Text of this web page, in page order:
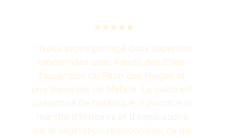
" Nous avons partagé deux superbes
randonnées avec Rando des Z'Iles:
l'ascension du Piton des Neiges et
une traversée de Mafate. Le guide est
passionné de botanique, il ponctue la
marche d'histoires et d'explications
sur la végétation réunionnaise, ce qui
★★★★★